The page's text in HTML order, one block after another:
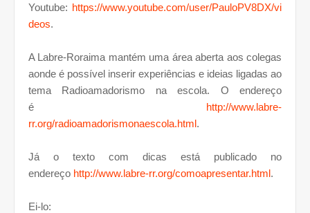
Youtube: https://www.youtube.com/user/PauloPV8DX/vi
deos.
A Labre-Roraima mantém uma área aberta aos colegas
aonde é possível inserir experiências e ideias ligadas ao
tema Radioamadorismo na escola. O endereço
é http://www.labre-
rr.org/radioamadorismonaescola.html.
Já o texto com dicas está publicado no
endereço http://www.labre-rr.org/comoapresentar.html.
Ei-lo: